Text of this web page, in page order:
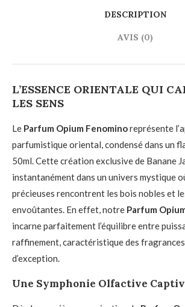
DESCRIPTION
AVIS (0)
L’ESSENCE ORIENTALE QUI
LES SENS
Le Parfum Opium Fenominoreprésente
parfumistique oriental, condensé dans un
50ml. Cette création exclusive de Banane
instantanément dans un univers mystique
précieuses rencontrent les bois nobles et
envoûtantes. En effet, notre Parfum
incarne parfaitement l’équilibre entre
raffinement, caractéristique des
d’exception.
Une Symphonie Olfactive